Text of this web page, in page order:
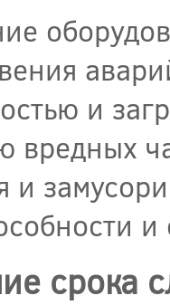
и
вредных
и
срока